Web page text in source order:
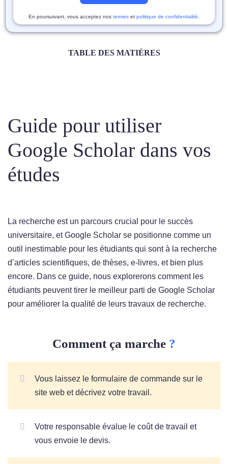
En poursuivant, vous acceptez nos termes et politique de confidentialité
TABLE DES MATIÈRES
Guide pour utiliser
Google Scholar dans vos
études
La recherche est un parcours crucial pour le succès
universitaire, et Google Scholar se positionne comme un
outil inestimable pour les étudiants qui sont à la recherche
d’articles scientifiques, de thèses, e-livres, et bien plus
encore. Dans ce guide, nous explorerons comment les
étudiants peuvent tirer le meilleur parti de Google Scholar
pour améliorer la qualité de leurs travaux de recherche.
Comment ça marche ?
Vous laissez le formulaire de commande sur le
site web et décrivez votre travail.
Votre responsable évalue le coût de travail et
vous envoie le devis.